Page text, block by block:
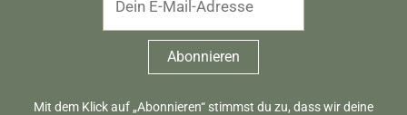
Mit dem Klick auf „Abonnieren“ stimmst du zu, dass wir deine